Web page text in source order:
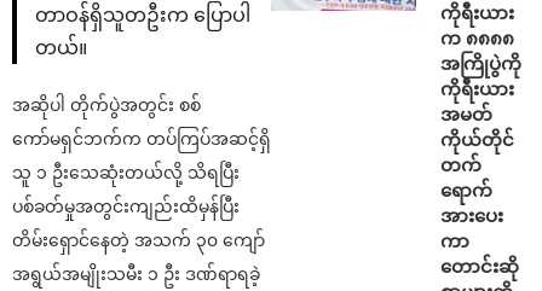
တာဝန်ရှိသူတဦးက ပြောပါ
တယ်။
အဆိုပါ တိုက်ပွဲအတွင်း စစ်
ကော်မရှင်ဘက်က တပ်ကြပ်အဆင့်ရှိ
သူ ၁ ဦးသေဆုံးတယ်လို့ သိရပြီး
ပစ်ခတ်မှုအတွင်းကျည်းထိမှန်ပြီး
တိမ်းရှောင်နေတဲ့ အသက် ၃၀ ကျော်
အရွယ်အမျိုးသမီး ၁ ဦး ဒဏ်ရာရခဲ့
ကိုရီးယား
က ၈၈၈၈
အကြိုပွဲကို
ကိုရီးယား
အမတ်
ကိုယ်တိုင်
တက်
ရောက်
အားပေး
ကာ
တောင်းဆို